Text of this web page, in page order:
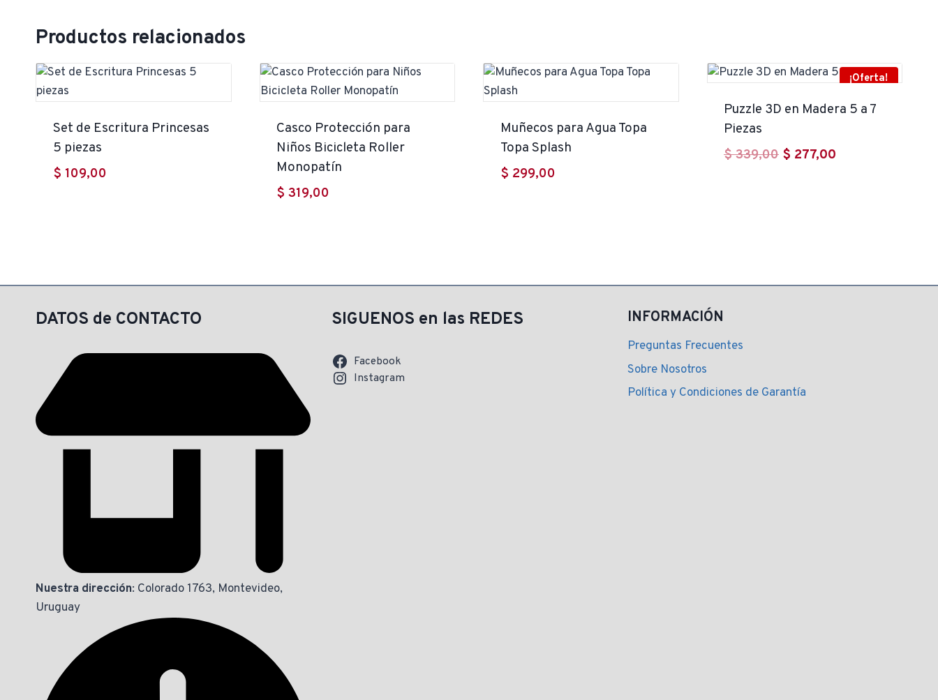
Productos relacionados
Set de Escritura Princesas
5 piezas
$ 109,00
Casco Protección para
Niños Bicicleta Roller
Monopatín
$ 319,00
Muñecos para Agua Topa
Topa Splash
$ 299,00
¡Oferta!
Puzzle 3D en Madera 5 a 7
Piezas
$339,00 El
$ 277,00
DATOS de CONTACTO
Nuestra dirección: Colorado 1763, Montevideo,
Uruguay
SIGUENOS en las REDES
Facebook
Instagram
INFORMACIÓN
Preguntas Frecuentes
Sobre Nosotros
Política y Condiciones de Garantía